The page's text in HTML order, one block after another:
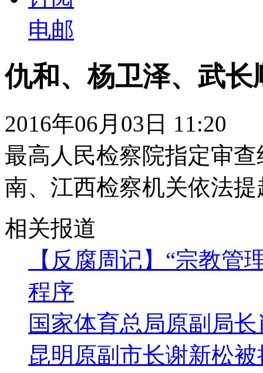
电邮
仇和、杨卫泽、武
2016年06月03日 11:20
最高人民检察院指定审
南、江西检察机关依法提
相关报道
【反腐周记】“宗教管
程序
国家体育总局原副局
昆明原副市长谢新松